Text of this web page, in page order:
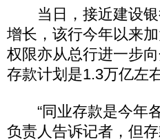
当日，接近建设银
增长，该行今年以来
权限亦从总行进一步
存款计划是1.3万亿左右
“同业存款是今年各
负责人告诉记者，但